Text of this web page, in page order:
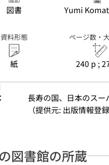
図書 Yumi
資料形態
紙
ページ数・
240 p ;
長寿の国、日本のス
（提供元: 出版情報登
図書館の所蔵